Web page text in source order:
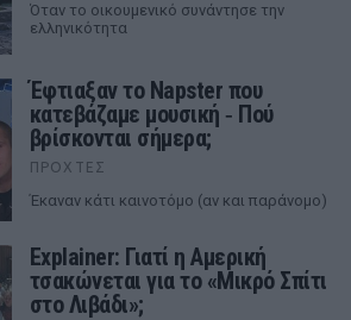
Όταν το οικουμενικό συνάντησε την
ελληνικότητα
Έφτιαξαν το Napster που
κατεβάζαμε μουσική ‑ Πού
βρίσκονται σήμερα;
ΠΡΟΧΤΈΣ
Έκαναν κάτι καινοτόμο (αν και παράνομο)
Explainer: Γιατί η Αμερική
τσακώνεται για το «Μικρό Σπίτι
στο Λιβάδι»;